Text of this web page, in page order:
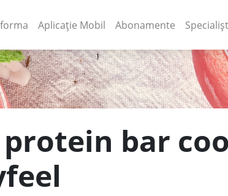
(current)
Aplicație Mobil (current)
Abonamente
bar